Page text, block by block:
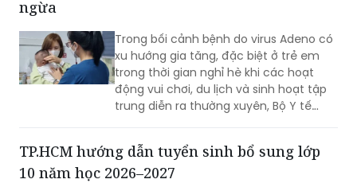
Gia tăng ca mắc bệnh do virus Adeno ở trẻ
em, Bộ Y tế khuyến cáo chủ động phòng
ngừa
Trong bối cảnh bệnh do virus Adeno có
xu hướng gia tăng, đặc biệt ở trẻ em
động vui chơi, du lịch và sinh hoạt tập
trung diễn ra thường xuyên, Bộ Y tế
khuyến cáo người dân không chủ quan,